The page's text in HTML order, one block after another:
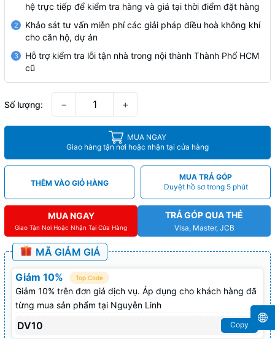
hệ trực tiếp để kiểm tra hàng và giá tại thời điểm đặt hàng
2
Khảo sát tư vấn miễn phí các giải pháp điều hoà không khí
cho căn hộ, dự án
3
Hỗ trợ kiểm tra lỗi tận nhà trong nội thành Thành Phố HCM
cũ
Số lượng: − +
MUA NGAY
Giao hàng tận nơi hoặc nhận tại cửa hàng
THÊM VÀO GIỎ HÀNG
MUA TRẢ GÓP
Duyệt hồ sơ trong 5 phút
MUA NGAY
Giao Tận Nơi Hoặc Nhận Tại Cửa Hàng
TRẢ GÓP QUA THẺ
Visa, Master, JCB
MÃ GIẢM GIÁ
Giảm 10% Top Code
Giảm 10% trên đơn giá dịch vụ. Áp dụng cho khách hàng đã
từng mua sản phẩm tại Nguyễn Linh
DV10 Copy